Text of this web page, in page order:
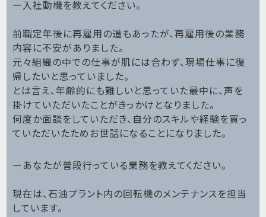
ー入社動機を教えてください。
前職定年後に再雇用の道もあったが、再雇用後の業務
内容に不安がありました。
元々組織の中での仕事が肌には合わず、現場仕事に復
帰したいと思っていました。
とは言え、年齢的にも難しいと思っていた最中に、声を
掛けていただいたことがきっかけとなりました。
何度か面談をしていただき、自分のスキルや経験を買っ
ていただいたためお世話になることになりました。
ーあなたが普段行っている業務を教えてください。
現在は、石油プラント内の回転機のメンテナンスを担当
しています。